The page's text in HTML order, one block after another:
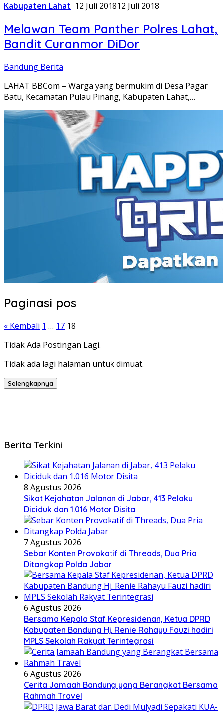
Kabupaten Lahat 12 Juli 201812 Juli 2018
Melawan Team Panther Polres Lahat,
Bandit Curanmor DiDor
Bandung Berita
LAHAT BBCom – Warga yang bermukim di Desa Pagar
Batu, Kecamatan Pulau Pinang, Kabupaten Lahat,…
Paginasi pos
« Kembali 1 … 17 18
Tidak Ada Postingan Lagi.
Tidak ada lagi halaman untuk dimuat.
Selengkapnya
Berita Terkini
8 Agustus 2026
Sikat Kejahatan Jalanan di Jabar, 413 Pelaku
Diciduk dan 1.016 Motor Disita
7 Agustus 2026
Sebar Konten Provokatif di Threads, Dua Pria
Ditangkap Polda Jabar
6 Agustus 2026
Bersama Kepala Staf Kepresidenan, Ketua DPRD
Kabupaten Bandung Hj. Renie Rahayu Fauzi hadiri
MPLS Sekolah Rakyat Terintegrasi
6 Agustus 2026
Cerita Jamaah Bandung yang Berangkat Bersama
Rahmah Travel